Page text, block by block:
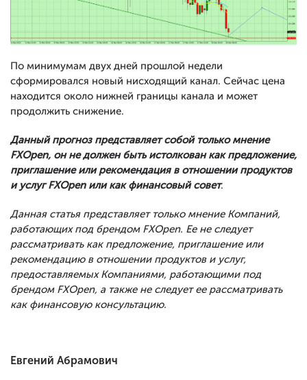
По минимумам двух дней прошлой недели
сформировался новый нисходящий канал. Сейчас цена
находится около нижней границы канала и может
продолжить снижение.
Данный прогноз представляет собой только мнение
FXOpen, он не должен быть истолкован как предложение,
приглашение или рекомендация в отношении продуктов
и услуг FXOpen или как финансовый совет.
Данная статья представляет только мнение Компаний,
работающих под брендом FXOpen. Ее не следует
рассматривать как предложение, приглашение или
рекомендацию в отношении продуктов и услуг,
предоставляемых Компаниями, работающими под
брендом FXOpen, а также не следует ее рассматривать
как финансовую консультацию.
Евгений Абрамович